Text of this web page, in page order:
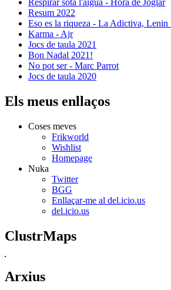
Respirar sota l'aigua - Hora de Joglar
Resum 2022
Eso es la riqueza - La Adictiva, Lenin
Karma - Ajr
Jocs de taula 2021
Bon Nadal 2021!
No pot ser - Marc Parrot
Jocs de taula 2020
Els meus enllaços
Coses meves
Frikworld
Wishlist
Homepage
Nuka
Twitter
BGG
Enllaçar-me al del.icio.us
del.icio.us
ClustrMaps
Arxius